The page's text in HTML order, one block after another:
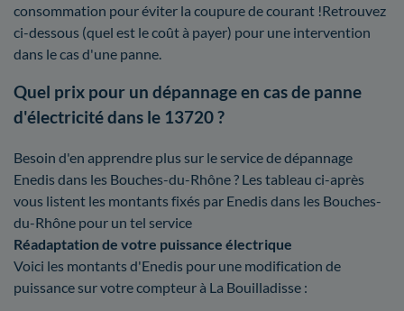
consommation pour éviter la coupure de courant !Retrouvez
ci-dessous (quel est le coût à payer) pour une intervention
dans le cas d'une panne.
Quel prix pour un dépannage en cas de panne
d'électricité dans le 13720 ?
Besoin d'en apprendre plus sur le service de dépannage
Enedis dans les Bouches-du-Rhône ? Les tableau ci-après
vous listent les montants fixés par Enedis dans les Bouches-
du-Rhône pour un tel service
Réadaptation de votre puissance électrique
Voici les montants d'Enedis pour une modification de
puissance sur votre compteur à La Bouilladisse :